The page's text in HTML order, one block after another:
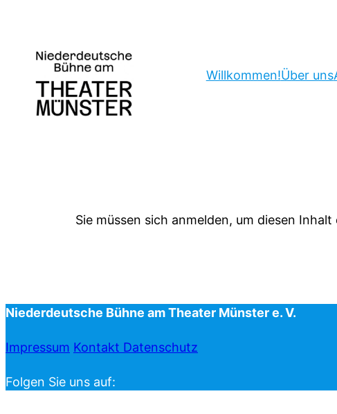
springen
Willkommen!Über uns
Sie müssen sich anmelden, um diesen
Niederdeutsche Bühne am Theater Münster e. V.
Impressum Kontakt Datenschutz
Folgen Sie uns auf: